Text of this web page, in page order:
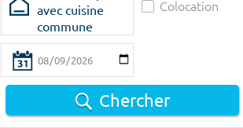
avec cuisine
commune
Colocation
Chercher